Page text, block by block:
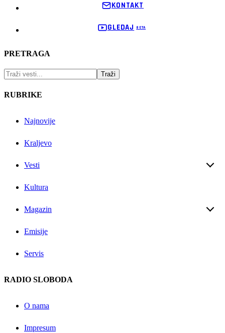
KONTAKT
GLEDAJ
PRETRAGA
RUBRIKE
Najnovije
Kraljevo
Vesti
Kultura
Magazin
Emisije
Servis
RADIO SLOBODA
O nama
Impresum